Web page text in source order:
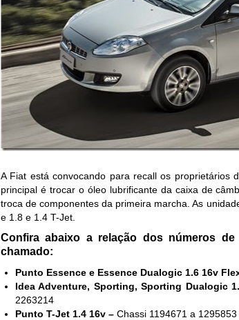
A Fiat está convocando para recall os proprietários
principal é trocar o óleo lubrificante da caixa de
troca de componentes da primeira marcha. As
e 1.8 e 1.4 T-Jet.
Confira abaixo a relação dos números
chamado:
Punto Essence e Essence Dualogic 1.6 16v
Idea Adventure, Sporting, Sporting Dualogic
2263214
Punto T-Jet 1.4 16v – Chassi 1194671 a 1295853